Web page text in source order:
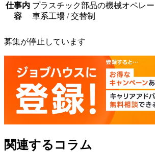
仕事内
容
プラスチック部品の機械オペレ
車系工場 / 交替制
募集が停止しています
関連するコラム